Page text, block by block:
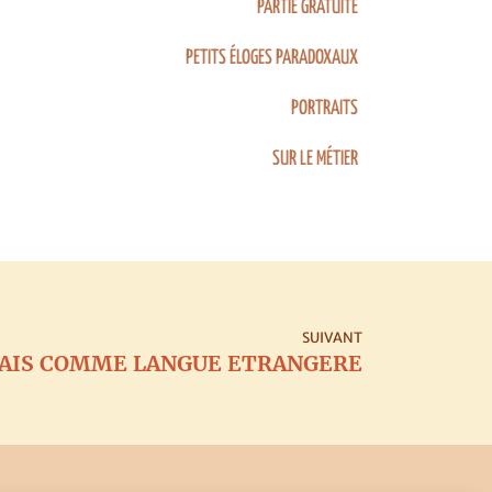
PARTIE GRATUITE
PETITS ÉLOGES PARADOXAUX
PORTRAITS
SUR LE MÉTIER
SUIVANT
COMME LANGUE ETRANGERE